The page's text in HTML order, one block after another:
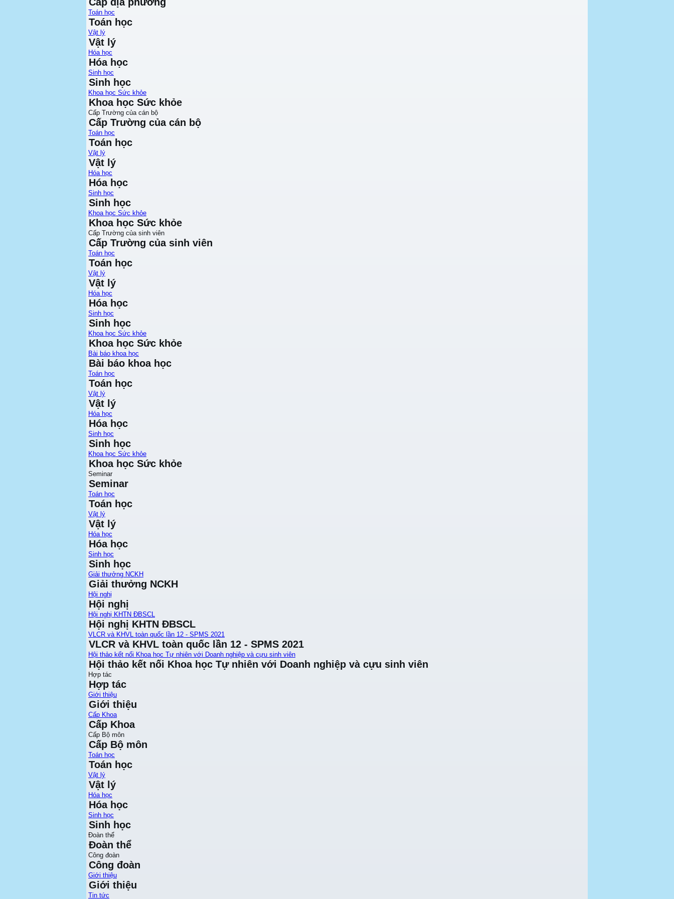
Toán học
Toán học
Vật lý
Vật lý
Hóa học
Hóa học
Sinh học
Sinh học
Khoa học Sức khỏe
Khoa học Sức khỏe
Cấp Trường của cán bộ
Cấp Trường của cán bộ
Toán học
Toán học
Vật lý
Vật lý
Hóa học
Hóa học
Sinh học
Sinh học
Khoa học Sức khỏe
Khoa học Sức khỏe
Cấp Trường của sinh viên
Cấp Trường của sinh viên
Toán học
Toán học
Vật lý
Vật lý
Hóa học
Hóa học
Sinh học
Sinh học
Khoa học Sức khỏe
Khoa học Sức khỏe
Bài báo khoa học
Bài báo khoa học
Toán học
Toán học
Vật lý
Vật lý
Hóa học
Hóa học
Sinh học
Sinh học
Khoa học Sức khỏe
Khoa học Sức khỏe
Seminar
Seminar
Toán học
Toán học
Vật lý
Vật lý
Hóa học
Hóa học
Sinh học
Sinh học
Giải thưởng NCKH
Giải thưởng NCKH
Hội nghị
Hội nghị
Hội nghị KHTN ĐBSCL
Hội nghị KHTN ĐBSCL
VLCR và KHVL toàn quốc lần 12 - SPMS 2021
VLCR và KHVL toàn quốc lần 12 - SPMS 2021
Hội thảo kết nối Khoa học Tự nhiên với Doanh nghiệp và cựu sinh viên
Hội thảo kết nối Khoa học Tự nhiên với Doanh nghiệp và cựu sinh viên
Hợp tác
Hợp tác
Giới thiệu
Giới thiệu
Cấp Khoa
Cấp Khoa
Cấp Bộ môn
Cấp Bộ môn
Toán học
Toán học
Vật lý
Vật lý
Hóa học
Hóa học
Sinh học
Sinh học
Đoàn thể
Đoàn thể
Công đoàn
Công đoàn
Giới thiệu
Giới thiệu
Tin tức